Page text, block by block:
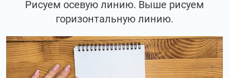
Рисуем осевую линию. Выше рисуем
горизонтальную линию.